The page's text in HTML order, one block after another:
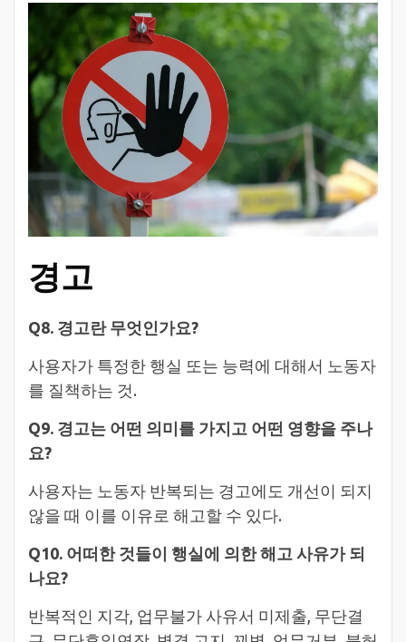
경고
Q8. 경고란 무엇인가요?
사용자가 특정한 행실 또는 능력에 대해서 노동자
를 질책하는 것.
Q9. 경고는 어떤 의미를 가지고 어떤 영향을 주나
요?
사용자는 노동자 반복되는 경고에도 개선이 되지
않을 때 이를 이유로 해고할 수 있다.
Q10. 어떠한 것들이 행실에 의한 해고 사유가 되
나요?
반복적인 지각, 업무불가 사유서 미제출, 무단결